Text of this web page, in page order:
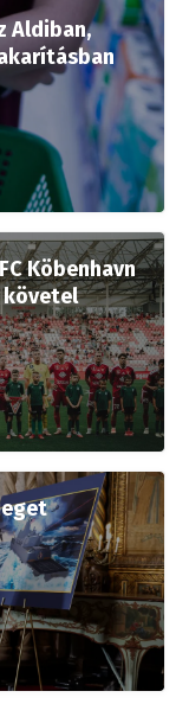
Aldiban,
Köbenhavn
követel